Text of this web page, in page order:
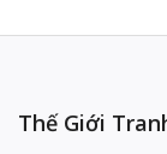
Thế Giới